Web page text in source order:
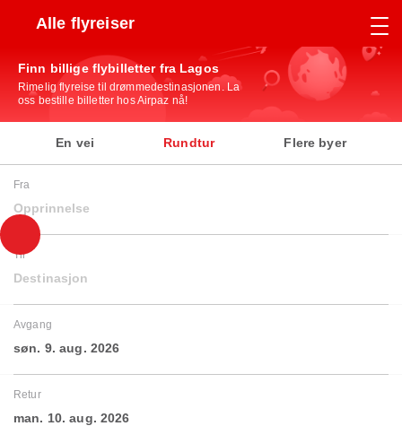
Alle flyreiser
Finn billige flybilletter fra Lagos
Rimelig flyreise til drømmedestinasjonen. La
oss bestille billetter hos Airpaz nå!
En vei Rundtur Flere byer
Fra
Opprinnelse
Til
Destinasjon
Avgang
søn. 9. aug. 2026
Retur
man. 10. aug. 2026